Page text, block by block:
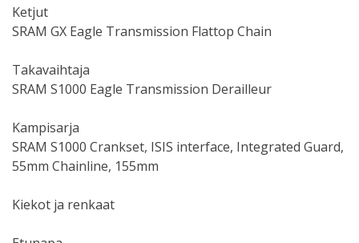
Ketjut
SRAM GX Eagle Transmission Flattop Chain
Takavaihtaja
SRAM S1000 Eagle Transmission Derailleur
Kampisarja
SRAM S1000 Crankset, ISIS interface, Integrated Guard,
55mm Chainline, 155mm
Kiekot ja renkaat